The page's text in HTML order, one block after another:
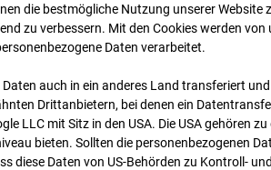
09 03 12:30
die best­mögliche Nutzung unserer Website
zu verbessern. Mit den Cookies werden von
Daten verarbeitet.
auch in ein anderes Land transferiert
Drittanbietern, bei denen ein
LLC mit Sitz in den USA. Die USA gehören zu
bieten. Sollten die personenbezogenen
diese Daten von US-Behörden zu Kontroll- und